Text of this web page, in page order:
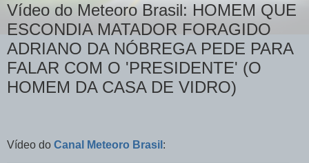
Vídeo do Meteoro Brasil: HOMEM QUE
ESCONDIA MATADOR FORAGIDO
ADRIANO DA NÓBREGA PEDE PARA
FALAR COM O 'PRESIDENTE' (O
HOMEM DA CASA DE VIDRO)
Vídeo do Canal Meteoro Brasil :